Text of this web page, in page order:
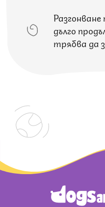
дълго
трябва да